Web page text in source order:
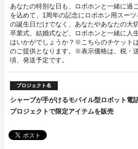
あなたの特別な日も、ロボホンと一緒に過
を込めて、1周年の記念にロボホン用スー
の誕生日だけでなく、あなたやあなたの大
卒業式、結婚式など、ロボホンと一緒に人
はいかがでしょうか？※こちらのチケット
のご提供となります。※表示価格は、税・
頃、発送予定です。
プロジェクト名
シャープが手がけるモバイル型ロボット電
プロジェクトで限定アイテムを販売